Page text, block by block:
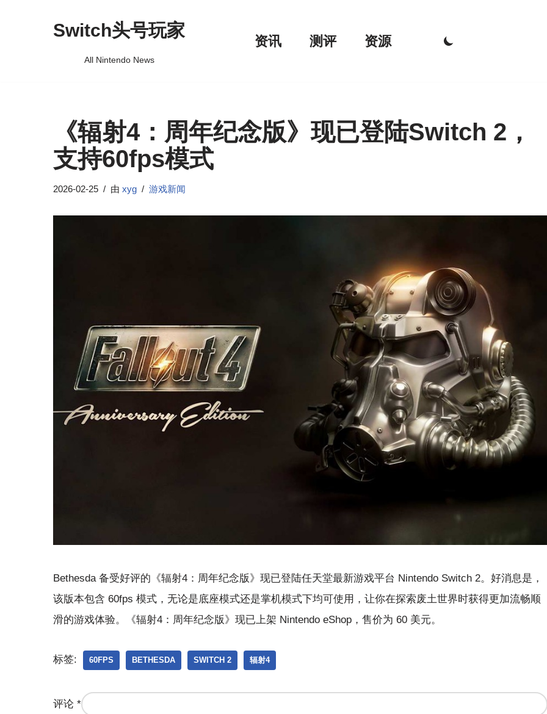
Switch头号玩家
All Nintendo News
资讯 测评 资源
《辐射4：周年纪念版》现已登陆Switch 2，
支持60fps模式
2026-02-25 由 xyg 游戏新闻
Bethesda 备受好评的《辐射4：周年纪念版》现已登陆任天堂最新游戏平台 Nintendo Switch 2。好消息是，
该版本包含 60fps 模式，无论是底座模式还是掌机模式下均可使用，让你在探索废土世界时获得更加流畅顺
滑的游戏体验。《辐射4：周年纪念版》现已上架 Nintendo eShop，售价为 60 美元。
标签: 60FPS BETHESDA SWITCH 2 辐射4
评论 *